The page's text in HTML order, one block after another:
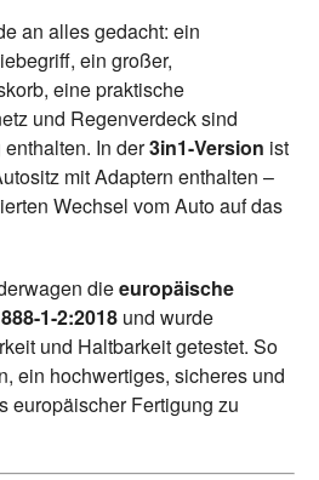
an alles gedacht: ein
ein großer,
eine praktische
und Regenverdeck sind
In der3in1-Version ist
mit Adaptern enthalten –
Wechsel vom Auto auf das
dieeuropäische
1-2:2018 und wurde
und Haltbarkeit getestet. So
ein hochwertiges, sicheres und
europäischer Fertigung zu